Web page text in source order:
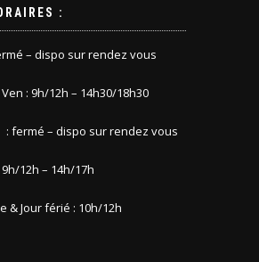
:
– dispo sur rendez vous
: 9h/12h – 14h30/18h30
: fermé – dispo sur rendez vous
12h – 14h/17h
& Jour férié : 10h/12h